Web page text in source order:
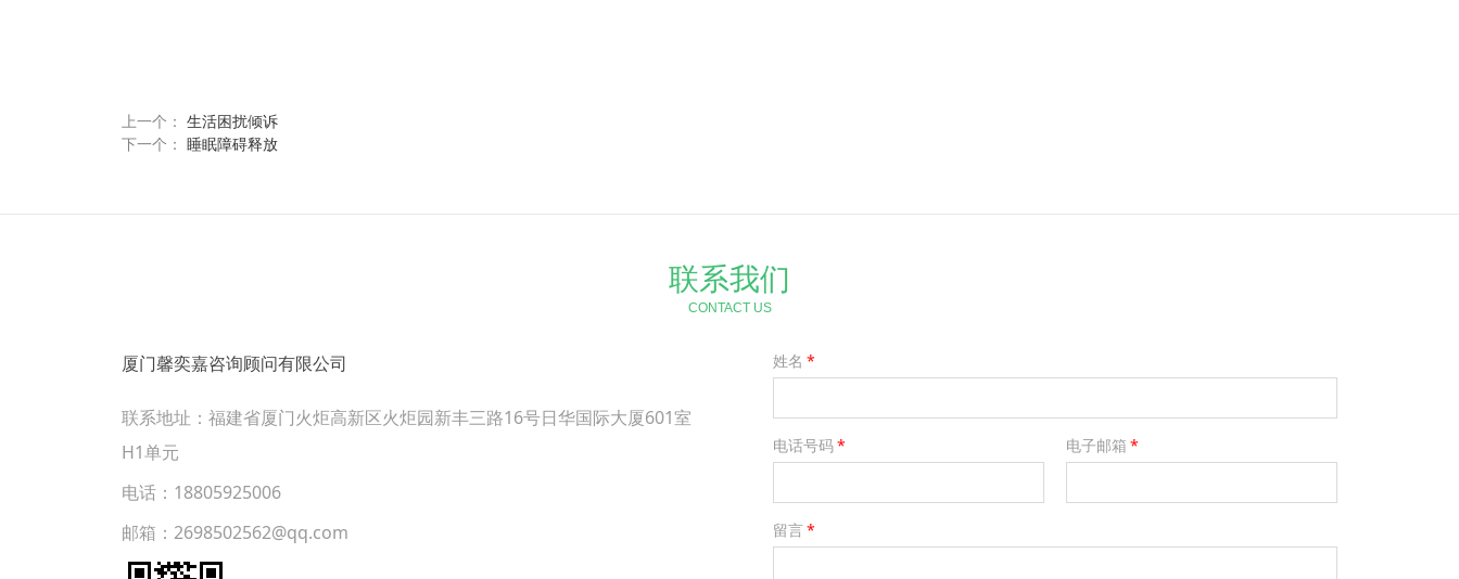
上一个： 生活困扰倾诉
下一个： 睡眠障碍释放
联系我们
CONTACT US
厦门馨奕嘉咨询顾问有限公司
联系地址：福建省厦门火炬高新区火炬园新丰三路16号日华国际大厦601室
H1单元
电话：18805925006
邮箱：2698502562@qq.com
姓名 *
电话号码* 电子邮箱 *
留言*